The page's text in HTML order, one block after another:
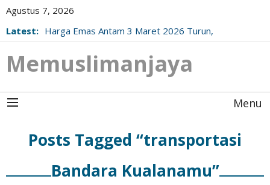
Agustus 7, 2026
Latest: Harga Emas Antam 3 Maret 2026 Turun,
Memuslimanjaya
Menu
Posts Tagged “transportasi
Bandara Kualanamu”